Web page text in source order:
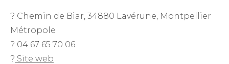
? Chemin de Biar, 34880 Lavérune, Montpellier
Métropole
? 04 67 65 70 06
? Site web